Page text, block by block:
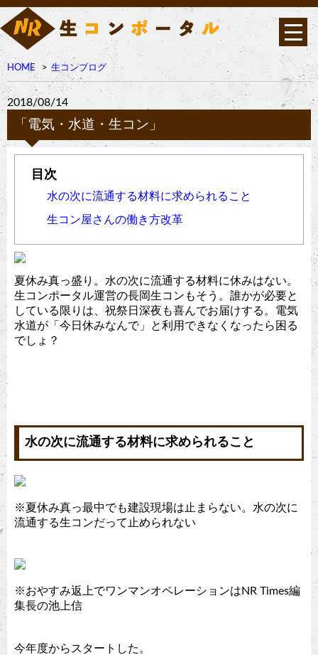
HOME 生コンブログ
2018/08/14
「電気・水道・生コン」
水の次に流通する材料に求められること
生コン屋さんの働き方改革
夏休み真っ盛り。水の次に流通する材料に休みはない。
生コンポータル運営の長岡生コンもそう。誰かが必要と
している限りは、祝祭日深夜も喜んでお届けする。電気
水道が「今日休みなんで」と利用できなくなったら困る
でしょ？
水の次に流通する材料に求められること
※夏休み真っ最中でも建設現場は止まらない。水の次に
流通する生コンだって止められない
※おやすみ返上でワンマンオペレーションはNR Times編
集長の池上信
今年度からスタートした。